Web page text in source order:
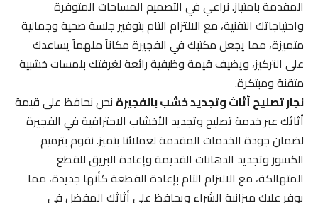
المقدمة بامتياز. نراعي في التصميم المساحات المتوفرة
واحتياجاتك التقنية، مع الالتزام التام بتوفير جلسة صحية وجمالية
متميزة، مما يجعل مكتبك في الفجيرة مكاناً ملهماً يساعدك
على التركيز، ويضيف قيمة وظيفية رائعة لغرفتك بلمسات خشبية
متقنة ومبتكرة.
نجار تصليح أثاث وتجديد خشب بالفجيرةنحن نحافظ على قيمة
أثاثك عبر خدمة تصليح وتجديد الأخشاب الاحترافية في الفجيرة
لضمان جودة الخدمات المقدمة لعملائنا بتميز. نقوم بترميم
الكسور وتجديد الدهانات القديمة وإعادة البريق للقطع
المتهالكة، مع الالتزام التام بإعادة القطعة كأنها جديدة، مما
يوفر عليك ميزانية الشراء ويحافظ على أثاثك المفضل في